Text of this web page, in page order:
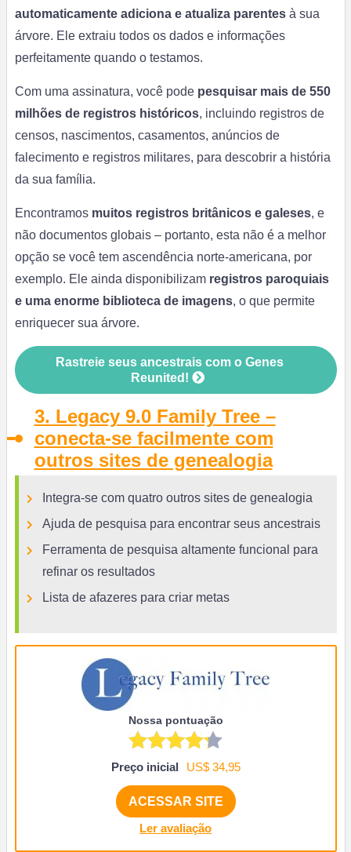
automaticamente adiciona e atualiza parentes à sua
árvore. Ele extraiu todos os dados e informações
perfeitamente quando o testamos.
Com uma assinatura, você pode pesquisar mais de 550
milhões de registros históricos, incluindo registros de
censos, nascimentos, casamentos, anúncios de
falecimento e registros militares, para descobrir a história
da sua família.
Encontramos muitos registros britânicos e galeses, e
não documentos globais – portanto, esta não é a melhor
opção se você tem ascendência norte-americana, por
exemplo. Ele ainda disponibilizam registros paroquiais
e uma enorme biblioteca de imagens, o que permite
enriquecer sua árvore.
Rastreie seus ancestrais com o Genes
Reunited!
3. Legacy 9.0 Family Tree –
conecta-se facilmente com
outros sites de genealogia
Integra-se com quatro outros sites de genealogia
Ajuda de pesquisa para encontrar seus ancestrais
Ferramenta de pesquisa altamente funcional para
refinar os resultados
Lista de afazeres para criar metas
Preço inicial US$ 34,95
Nossa pontuação
ACESSAR SITE
Ler avaliação